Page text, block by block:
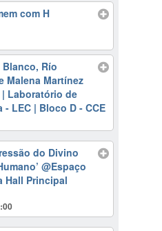
com H
Río
Malena Martínez
Laboratório de
LEC | Bloco D - CCE
do Divino
@Espaço
Hall Principal